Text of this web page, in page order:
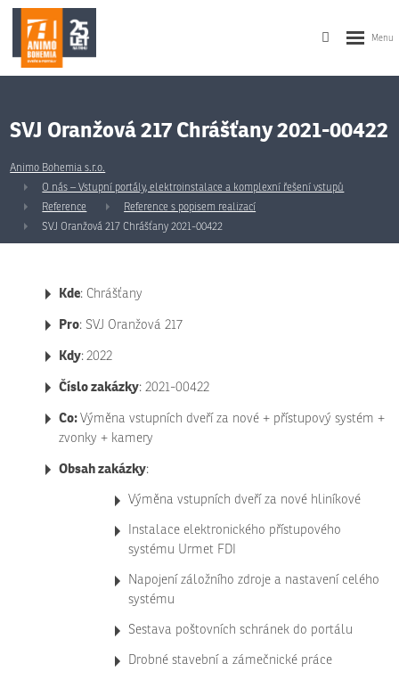
SVJ Oranžová 217 Chrášťany 2021-00422
Animo Bohemia s.r.o.
O nás – Vstupní portály, elektroinstalace a komplexní řešení vstupů
Reference
Reference s popisem realizací
SVJ Oranžová 217 Chrášťany 2021-00422
Kde: Chrášťany
Pro: SVJ Oranžová 217
Kdy:2022
Číslo zakázky: 2021-00422
Co:Výměna vstupních dveří za nové + přístupový systém +
zvonky + kamery
Obsah zakázky:
Výměna vstupních dveří za nové hliníkové
Instalace elektronického přístupového
systému Urmet FDI
Napojení záložního zdroje a nastavení celého
systému
Sestava poštovních schránek do portálu
Drobné stavební a zámečnické práce